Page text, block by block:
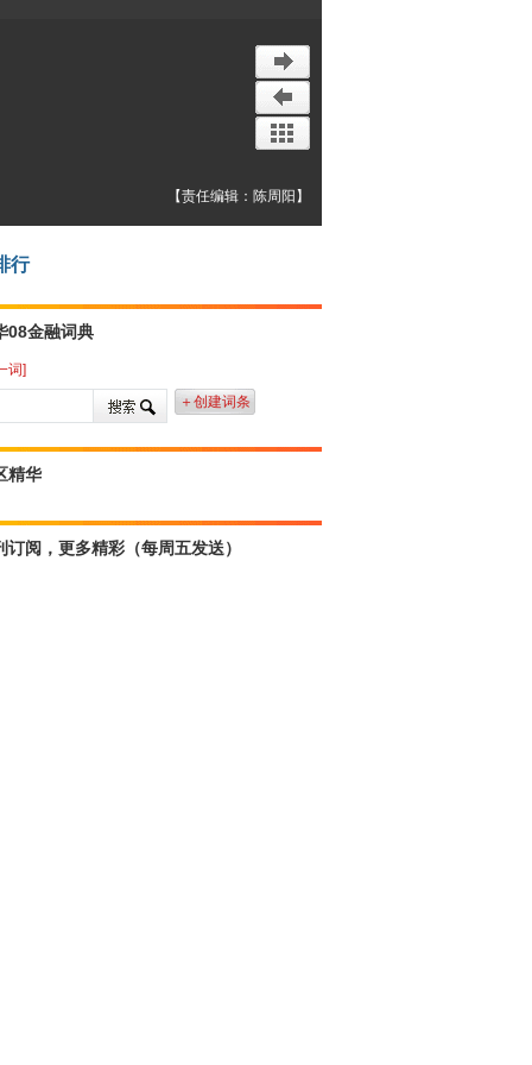
【责任编辑：陈周阳】
行
08金融词典
词]
＋创建词条
精华
订阅，更多精彩（每周五发送）